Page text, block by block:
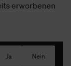
erworbenen
Ja Nein